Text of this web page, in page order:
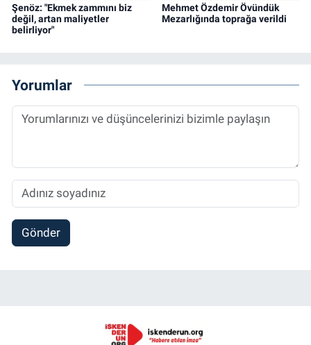
Şenöz: "Ekmek zammını biz
değil, artan maliyetler
belirliyor"
Mehmet Özdemir Övündük
Mezarlığında toprağa verildi
Yorumlar
Gönder